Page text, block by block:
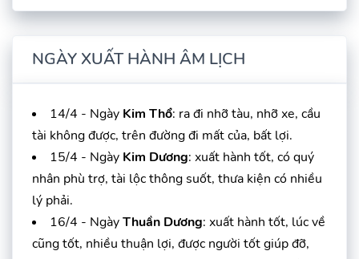
NGÀY XUẤT HÀNH ÂM LỊCH
14/4 - Ngày Kim Thổ: ra đi nhỡ tàu, nhỡ xe, cầu
tài không được, trên đường đi mất của, bất lợi.
15/4 - Ngày Kim Dương: xuất hành tốt, có quý
nhân phù trợ, tài lộc thông suốt, thưa kiện có nhiều
lý phải.
16/4 - NgàyThuần Dương: xuất hành tốt, lúc về
cũng tốt, nhiều thuận lợi, được người tốt giúp đỡ,